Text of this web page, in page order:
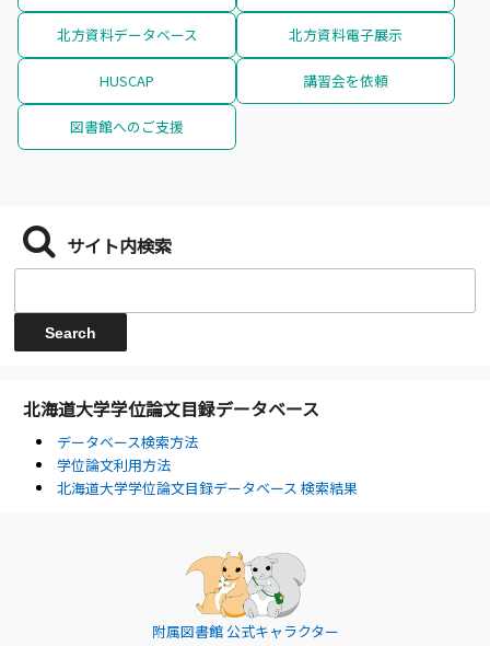
北方資料データベース 北方資料電子展示
HUSCAP 講習会を依頼
図書館へのご支援
サイト内検索
北海道大学学位論文目録データベース
データベース検索方法
学位論文利用方法
北海道大学学位論文目録データベース 検索結果
附属図書館 公式キャラクター